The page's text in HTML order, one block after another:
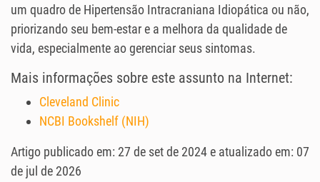
um quadro de Hipertensão Intracraniana Idiopática ou não,
priorizando seu bem-estar e a melhora da qualidade de
vida, especialmente ao gerenciar seus sintomas.
Mais informações sobre este assunto na Internet:
Cleveland Clinic
NCBI Bookshelf (NIH)
Artigo publicado em: 27 de set de 2024 e atualizado em: 07
de jul de 2026